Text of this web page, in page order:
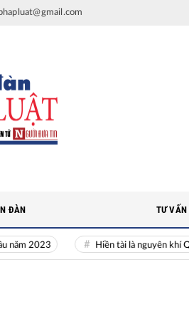
2023 Hiền tài là nguyên khí Quốc gia
ĐÀN TƯ VẤN